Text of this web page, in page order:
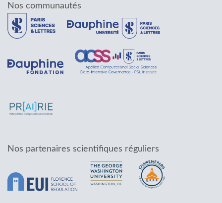
Nos communautés
Nos partenaires scientifiques réguliers